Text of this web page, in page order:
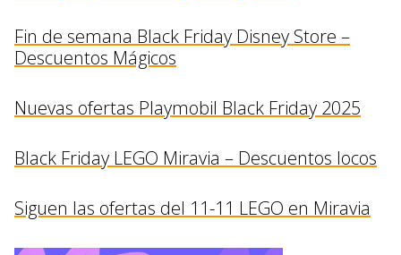
Fin de semana Black Friday Disney Store –
Descuentos Mágicos
Nuevas ofertas Playmobil Black Friday 2025
Black Friday LEGO Miravia – Descuentos locos
Siguen las ofertas del 11-11 LEGO en Miravia